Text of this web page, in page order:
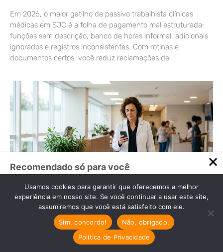
Em 2026, o maior gatilho de passivo trabalhista clínicas
médicas em SJC é a folha de pagamento mal estruturada:
funções sem descrição, banco de horas informal, adicionais
ignorados e registros inconsistentes. Com rotinas e
documentos certos, você reduz reclamações de
Recomendado só para você
Escritório de Contabilidade em
Indaiatuba: Atendimento
Especializado para Dentistas
Escritório de Contabilidade em
Indaiatuba: Soluções Financeiras Especializadas
para Dentistas…
Usamos cookies para garantir que oferecemos a melhor
experiência em nosso site. Se você continuar a usar este site,
assumiremos que você está satisfeito com ele.
Sim, concordo!
Não, obrigado.
Política de Privacidade